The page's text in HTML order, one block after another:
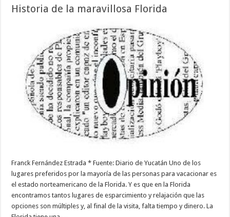
Historia de la maravillosa Florida
Franck Fernández Estrada * Fuente: Diario de Yucatán Uno de los
lugares preferidos por la mayoría de las personas para vacacionar es
el estado norteamericano de la Florida. Y es que en la Florida
encontramos tantos lugares de esparcimiento y relajación que las
opciones son múltiples y, al final de la visita, falta tiempo y dinero. La